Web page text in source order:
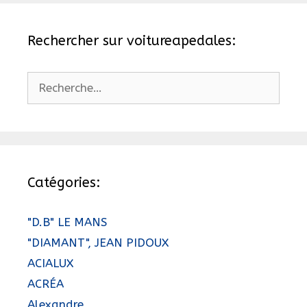
Rechercher sur voitureapedales:
Catégories:
"D.B" LE MANS
"DIAMANT", JEAN PIDOUX
ACIALUX
ACRÉA
Alexandre